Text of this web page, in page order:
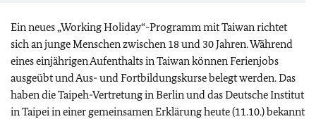
Ein neues „Working Holiday“-Programm mit Taiwan richtet
sich an junge Menschen zwischen 18 und 30 Jahren. Während
eines einjährigen Aufenthalts in Taiwan können Ferienjobs
ausgeübt und Aus- und Fortbildungskurse belegt werden. Das
haben die Taipeh-Vertretung in Berlin und das Deutsche Institut
in Taipei in einer gemeinsamen Erklärung heute (11.10.) bekannt